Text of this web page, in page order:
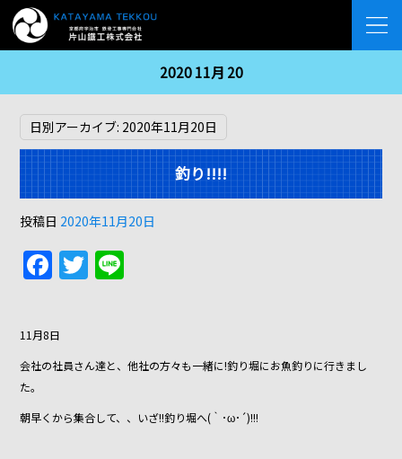
2020 11月 20
日別アーカイブ: 2020年11月20日
釣り!!!!
投稿日 2020年11月20日
F
a
c
e
b
o
o
T
w
er
11月8日
会社の社員さん達と、他社の方々も一緒に!釣り堀にお魚釣りに行きまし
た。
朝早くから集合して、、いざ!!釣り堀へ(｀･ω･´)!!!